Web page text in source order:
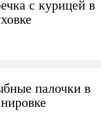
с курицей в
палочки в